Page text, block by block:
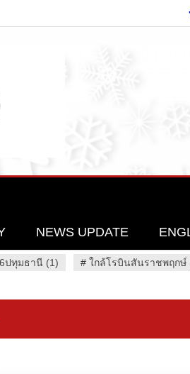
NEWS UPDATE
ปทุมธานี (1) # ใกล้โรบินสันราชพฤกษ์